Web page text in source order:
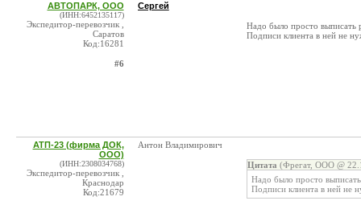
АВТОПАРК, ООО
(ИНН:6452135117)
Экспедитор-перевозчик ,
Саратов
Код:16281
#6
Сергей
Надо было просто выписать
Подписи клиента в ней не
АТП-23 (фирма ДОК,
ООО)
(ИНН:2308034768)
Экспедитор-перевозчик ,
Краснодар
Код:21679
Антон Владимирович
Цитата (Фрегат, ООО @
Надо было просто
Подписи клиента в ней не